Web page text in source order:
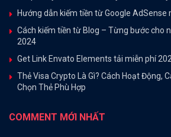
Hướng dẫn kiếm tiền từ Google AdSense
Cách kiếm tiền từ Blog – Từng bước cho
2024
Get Link Envato Elements tải miễn phí
Thẻ Visa Crypto Là Gì? Cách Hoạt Động,
Chọn Thẻ Phù Hợp
COMMENT MỚI NHẤT